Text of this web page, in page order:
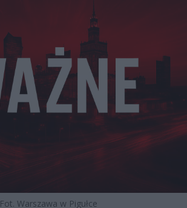
Fot. Warszawa w Pigułce